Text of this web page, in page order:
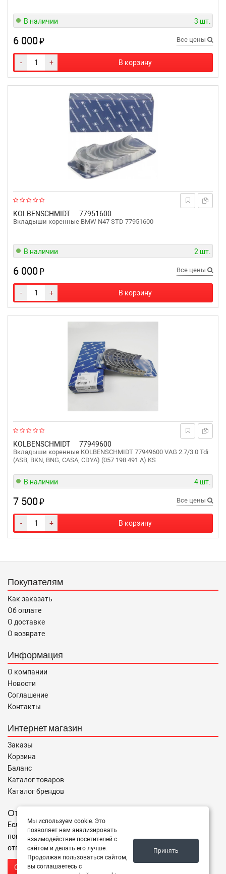
В наличии 3 шт.
6 000₽ Все цены
- + В корзину
KOLBENSCHMIDT 77951600
Вкладыши коренные BMW N47 STD 77951600
В наличии 2 шт.
6 000₽ Все цены
- + В корзину
KOLBENSCHMIDT 77949600
Вкладыши коренные KOLBENSCHMIDT 77949600 VAG 2.7/3.0 Tdi
(ASB, BKN, BNG, CASA, CDYA) (057 198 491 A) KS
В наличии 4 шт.
7 500₽ Все цены
- + В корзину
Покупателям
Как заказать
Об оплате
О доставке
О возврате
Информация
О компании
Новости
Соглашение
Контакты
Интернет магазин
Заказы
Корзина
Баланс
Каталог товаров
Каталог брендов
Отправить запрос
Если Вы не нашли нужные запчасти, или Вам требуется
помощь в подборе,
отправьте нам запрос - мы Вам поможем
Отправить запрос продавцу
Мы используем cookie. Это
позволяет нам анализировать
взаимодействие посетителей с
сайтом и делать его лучше.
Продолжая пользоваться сайтом,
вы соглашаетесь с
Принять